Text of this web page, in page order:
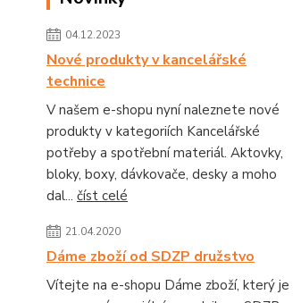
04.12.2023
Nové produkty v kancelářské
technice
V našem e-shopu nyní naleznete nové
produkty v kategoriích Kancelářské
potřeby a spotřební materiál. Aktovky,
bloky, boxy, dávkovače, desky a moho
dal... číst celé
21.04.2020
Dáme zboží od SDZP družstvo
Vítejte na e-shopu Dáme zboží, který je